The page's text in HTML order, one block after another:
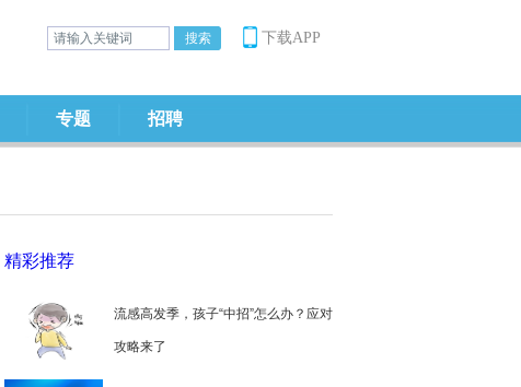
下载APP
专题 招聘
精彩推荐
流感高发季，孩子“中招”怎么办？应对
攻略来了